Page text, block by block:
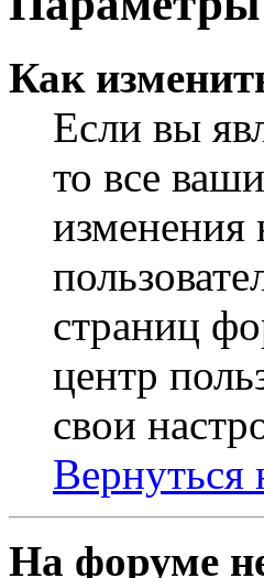
Как
Если вы
то все
изменения
страниц
центр
свои
Вернуться
На форуме